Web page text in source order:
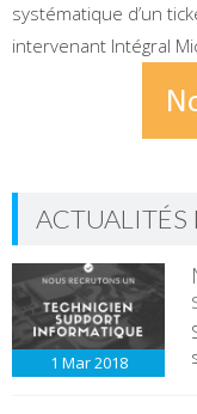
systématique d’un
intervenant Intégral
1 Mar2018